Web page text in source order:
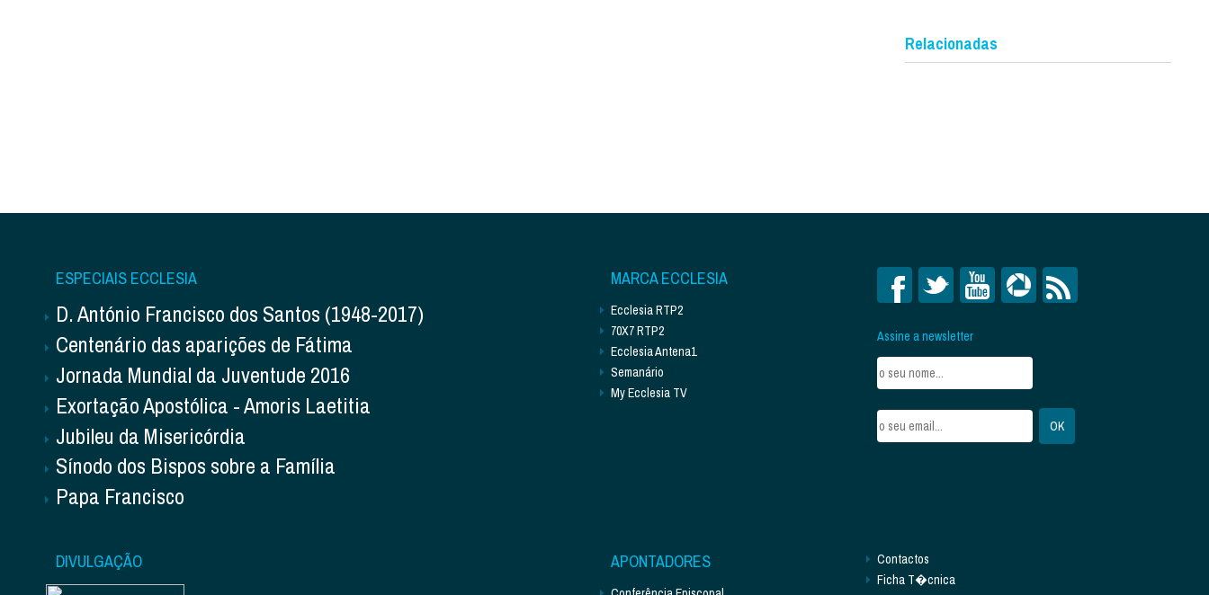
Relacionadas
ESPECIAIS ECCLESIA
D. António Francisco dos Santos (1948-2017)
Centenário das aparições de Fátima
Jornada Mundial da Juventude 2016
Exortação Apostólica - Amoris Laetitia
Jubileu da Misericórdia
Sínodo dos Bispos sobre a Família
Papa Francisco
MARCA ECCLESIA
Ecclesia RTP2
70X7 RTP2
Ecclesia Antena1
Semanário
My Ecclesia TV
Assine a newsletter
DIVULGAÇÃO APONTADORES
Contactos
Ficha T�cnica